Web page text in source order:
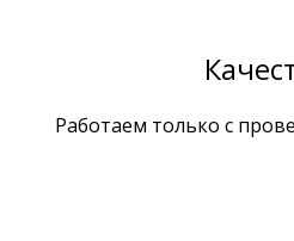
Работаем только с